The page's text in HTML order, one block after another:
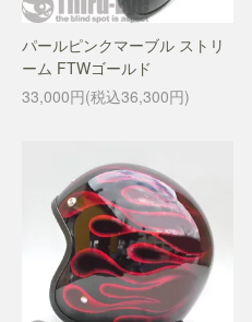
パールピンクマーブル ストリ
ーム FTWゴールド
33,000円(税込36,300円)